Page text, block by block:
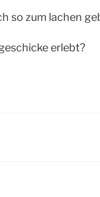
so zum lachen
erlebt?